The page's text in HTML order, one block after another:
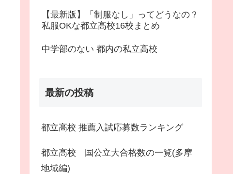
【最新版】「制服なし」ってどうなの？
私服OKな都立高校16校まとめ
中学部のない 都内の私立高校
最新の投稿
都立高校 推薦入試応募数ランキング
都立高校 国公立大合格数の一覧(多摩
地域編)